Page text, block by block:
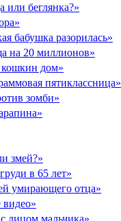
или беглянка?»
бабушка разорилась»
на 20 миллионов»
кошкин дом»
пятиклассница»
зомби»
змей?»
в 65 лет»
умирающего отца»
видео»
лицом мальчика»